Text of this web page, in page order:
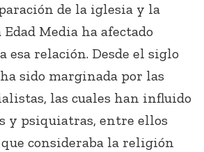
de la iglesia y la
Media ha afectado
esa relación. Desde el siglo
sido marginada por las
las cuales han influido
y psiquiatras, entre ellos
consideraba la religión